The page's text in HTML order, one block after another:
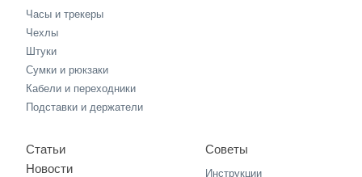
Часы и трекеры
Чехлы
Штуки
Сумки и рюкзаки
Кабели и переходники
Подставки и держатели
Статьи
Новости
Советы
Инструкции